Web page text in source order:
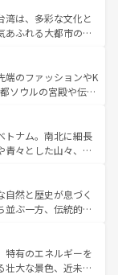
い。
イアンミュージッ
がハワイの魅力を彩
ル（エアーズロッ
アンズの熱帯雨林な
ェやワイン、オージ
サーフィンやダイ
好きにはたまらな
分に味わいつくそ
湾は、多彩な文化と
あふれる大都市の台
など、都市の喧騒
る人に新しい発見と
い台湾の食文化も魅
エティ豊かな料理
コンテンツ一覧を参
端のファッションやK
ソウルの宮殿や伝統
美を楽しむことが
のストリートフード
る。夜には、韓国な
力を心ゆくまで味
の韓国情報はコンテンツ一
トナム。南北に細長
青々とした山々、世
の古い町並みやホ
、独特の雰囲気を
豊かさとおいしさで
ーヒーなどは、ぜ
てもあたたかい人々
忘れられない旅にな
然と歴史が息づく
並ぶ一方、伝統的な
マイなどの山岳地
ットやクラビの美し
ができる。タイ料理
特有のエネルギーを
壮大な景色、近未来